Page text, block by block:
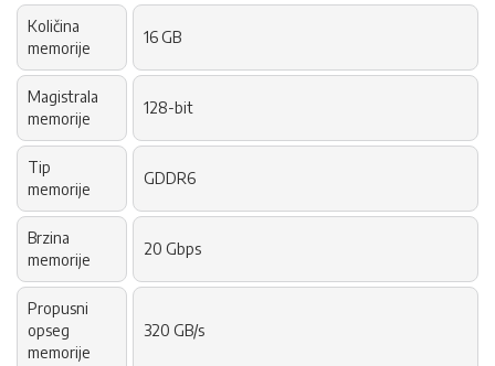
Količina
memorije
16 GB
Magistrala
memorije
128-bit
Tip
memorije
GDDR6
Brzina
memorije
20 Gbps
Propusni
opseg
memorije
320 GB/s